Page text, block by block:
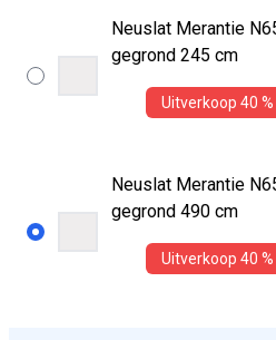
Neuslat Merantie
gegrond 245 cm
Uitverkoop 40 %
Neuslat Merantie
gegrond 490 cm
Uitverkoop 40 %